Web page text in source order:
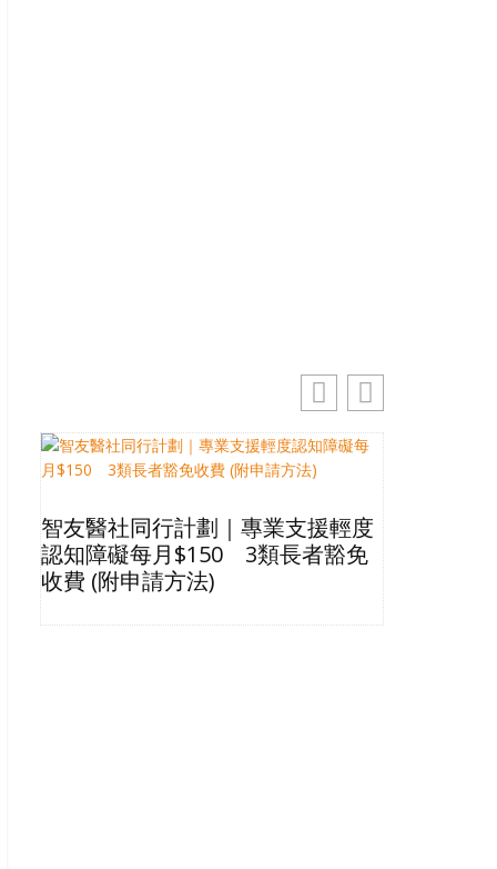
智友醫社同行計劃｜專業支援輕度
認知障礙每月$150 3類長者豁免
收費 (附申請方法)